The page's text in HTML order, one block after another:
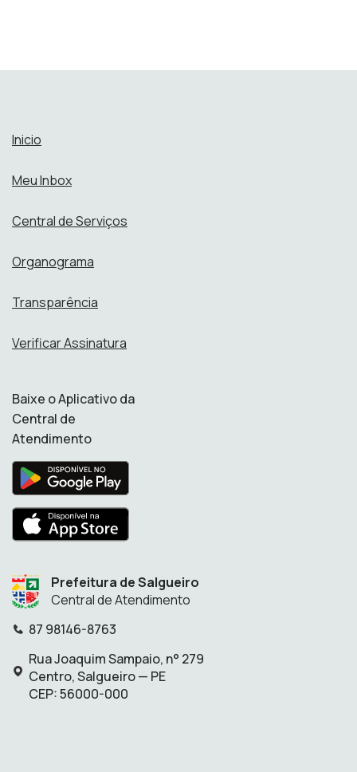
Inicio
Meu Inbox
Central de Serviços
Organograma
Transparência
Verificar Assinatura
Baixe o Aplicativo da
Central de
Atendimento
Prefeitura de Salgueiro
Central de Atendimento
87 98146-8763
Endereço:
Rua Joaquim Sampaio, n° 279
Centro, Salgueiro — PE
CEP: 56000-000